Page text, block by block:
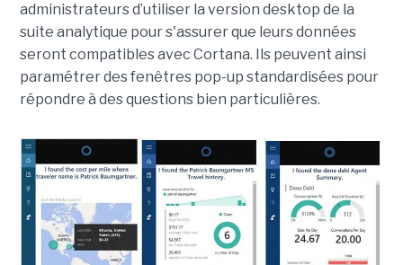
administrateurs d’utiliser la version desktop de la
suite analytique pour s'assurer que leurs données
seront compatibles avec Cortana. Ils peuvent ainsi
paramétrer des fenêtres pop-up standardisées pour
répondre à des questions bien particulières.